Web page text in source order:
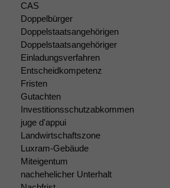
CAS
Doppelbürger
Doppelstaatsangehörigen
Doppelstaatsangehöriger
Einladungsverfahren
Entscheidkompetenz
Fristen
Gutachten
Investitionsschutzabkommen
juge d'appui
Landwirtschaftszone
Luxram-Gebäude
Miteigentum
nachehelicher Unterhalt